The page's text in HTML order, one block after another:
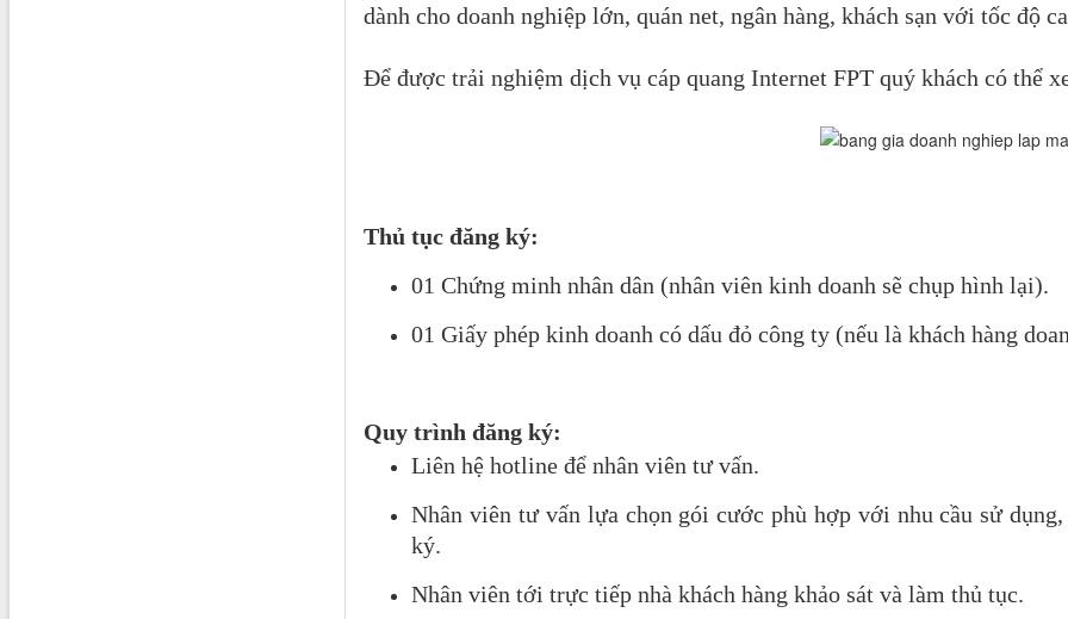
dành cho doanh nghiệp lớn, quán net, ngân hàng, khách sạn với tốc độ
Để được trải nghiệm dịch vụ cáp quang Internet FPT quý khách có thể
Thủ tục đăng ký:
01 Chứng minh nhân dân (nhân viên kinh doanh sẽ chụp hình lại).
01 Giấy phép kinh doanh có dấu đỏ công ty (nếu là khách hàng
Quy trình đăng ký:
Liên hệ hotline để nhân viên tư vấn.
Nhân viên tư vấn lựa chọn gói cước phù hợp với nhu cầu sử
ký.
Nhân viên tới trực tiếp nhà khách hàng khảo sát và làm thủ tục.